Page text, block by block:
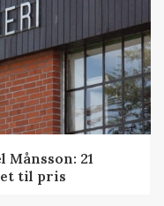
21
til pris